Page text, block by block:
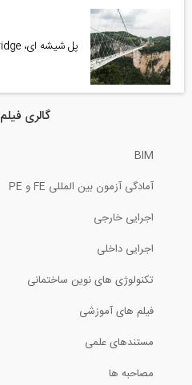
پل شیشه ای، Glass Bridge
گالری فیلم 808
BIM
آمادگی آزمون بین المللی FE و PE
اجرایی خارجی
اجرایی داخلی
تکنولوژی های نوین ساختمانی
فیلم های آموزشی
مستندهای علمی
مصاحبه ها